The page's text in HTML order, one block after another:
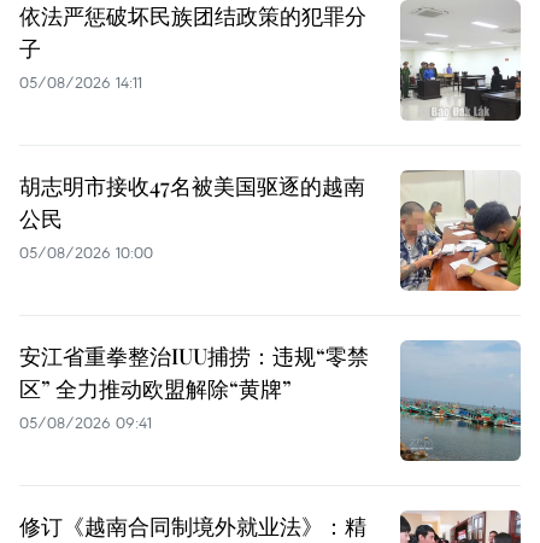
依法严惩破坏民族团结政策的犯罪分
子
05/08/2026 14:11
胡志明市接收47名被美国驱逐的越南
公民
05/08/2026 10:00
安江省重拳整治IUU捕捞：违规“零禁
区” 全力推动欧盟解除“黄牌”
05/08/2026 09:41
修订《越南合同制境外就业法》：精